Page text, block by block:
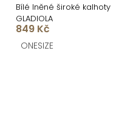
Bílé lněné široké kalhoty
GLADIOLA
849 Kč
ONESIZE